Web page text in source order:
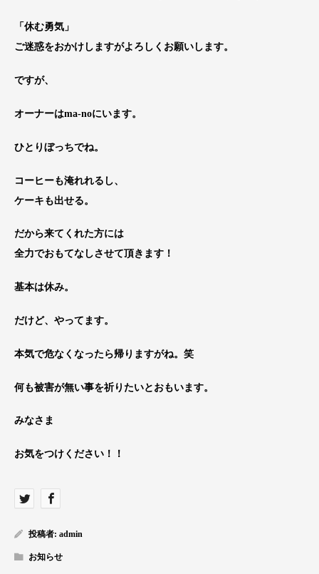
「休む勇気」
ご迷惑をおかけしますがよろしくお願いします。
ですが、
オーナーはma-noにいます。
ひとりぼっちでね。
コーヒーも淹れれるし、
ケーキも出せる。
だから来てくれた方には
全力でおもてなしさせて頂きます！
基本は休み。
だけど、やってます。
本気で危なくなったら帰りますがね。笑
何も被害が無い事を祈りたいとおもいます。
みなさま
お気をつけください！！
投稿者: admin
お知らせ